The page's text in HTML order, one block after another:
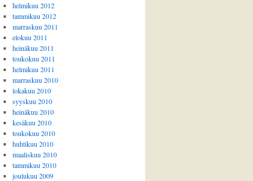
helmikuu 2012
tammikuu 2012
marraskuu 2011
elokuu 2011
heinäkuu 2011
toukokuu 2011
helmikuu 2011
marraskuu 2010
lokakuu 2010
syyskuu 2010
heinäkuu 2010
kesäkuu 2010
toukokuu 2010
huhtikuu 2010
maaliskuu 2010
tammikuu 2010
joulukuu 2009